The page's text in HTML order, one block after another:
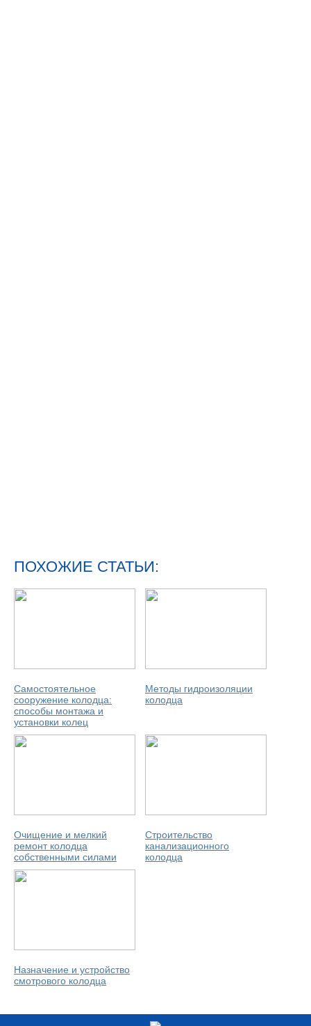
ПОХОЖИЕ СТАТЬИ:
Самостоятельное
сооружение колодца:
способы монтажа и
установки колец
Методы гидроизоляции
колодца
Очищение и мелкий
ремонт колодца
собственными силами
Строительство
канализационного
колодца
Назначение и устройство
смотрового колодца